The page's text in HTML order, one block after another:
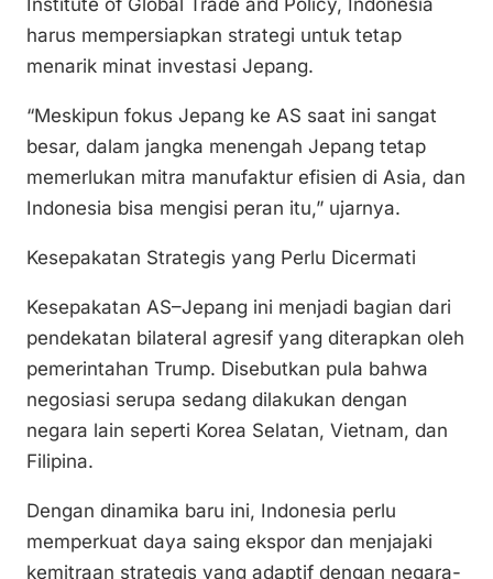
harus mempersiapkan strategi untuk tetap
menarik minat investasi Jepang.
“Meskipun fokus Jepang ke AS saat ini sangat
besar, dalam jangka menengah Jepang tetap
memerlukan mitra manufaktur efisien di Asia, dan
Indonesia bisa mengisi peran itu,” ujarnya.
Kesepakatan Strategis yang Perlu Dicermati
Kesepakatan AS–Jepang ini menjadi bagian dari
pendekatan bilateral agresif yang diterapkan oleh
pemerintahan Trump. Disebutkan pula bahwa
negosiasi serupa sedang dilakukan dengan
negara lain seperti Korea Selatan, Vietnam, dan
Filipina.
Dengan dinamika baru ini, Indonesia perlu
memperkuat daya saing ekspor dan menjajaki
kemitraan strategis yang adaptif dengan negara-